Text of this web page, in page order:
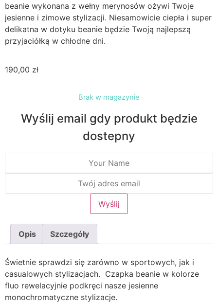
beanie wykonana z wełny merynosów ożywi Twoje
jesienne i zimowe stylizacji. Niesamowicie ciepła i super
delikatna w dotyku beanie będzie Twoją najlepszą
przyjaciółką w chłodne dni.
190,00 zł
Brak w magazynie
Wyślij email gdy produkt będzie
dostepny
Opis Szczegóły
Świetnie sprawdzi się zarówno w sportowych, jak i
casualowych stylizacjach. Czapka beanie w kolorze
fluo rewelacyjnie podkręci nasze jesienne
monochromatyczne stylizacje.